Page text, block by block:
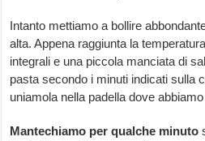
Intanto mettiamo a bollire
alta. Appena raggiunta la
integrali e una piccola manciata di
pasta secondo i minuti indicati sulla
uniamola nella padella dove
Mantechiamo per qualche minuto